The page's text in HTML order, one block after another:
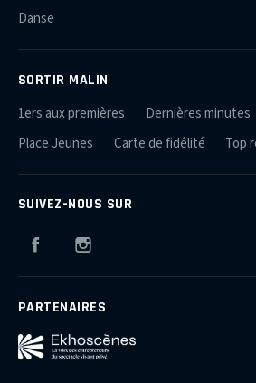
Danse
SORTIR MALIN
1ers aux premières Dernières minutes
Place Jeunes
Carte de fidélité Top
SUIVEZ-NOUS SUR
Facebook
PARTENAIRES